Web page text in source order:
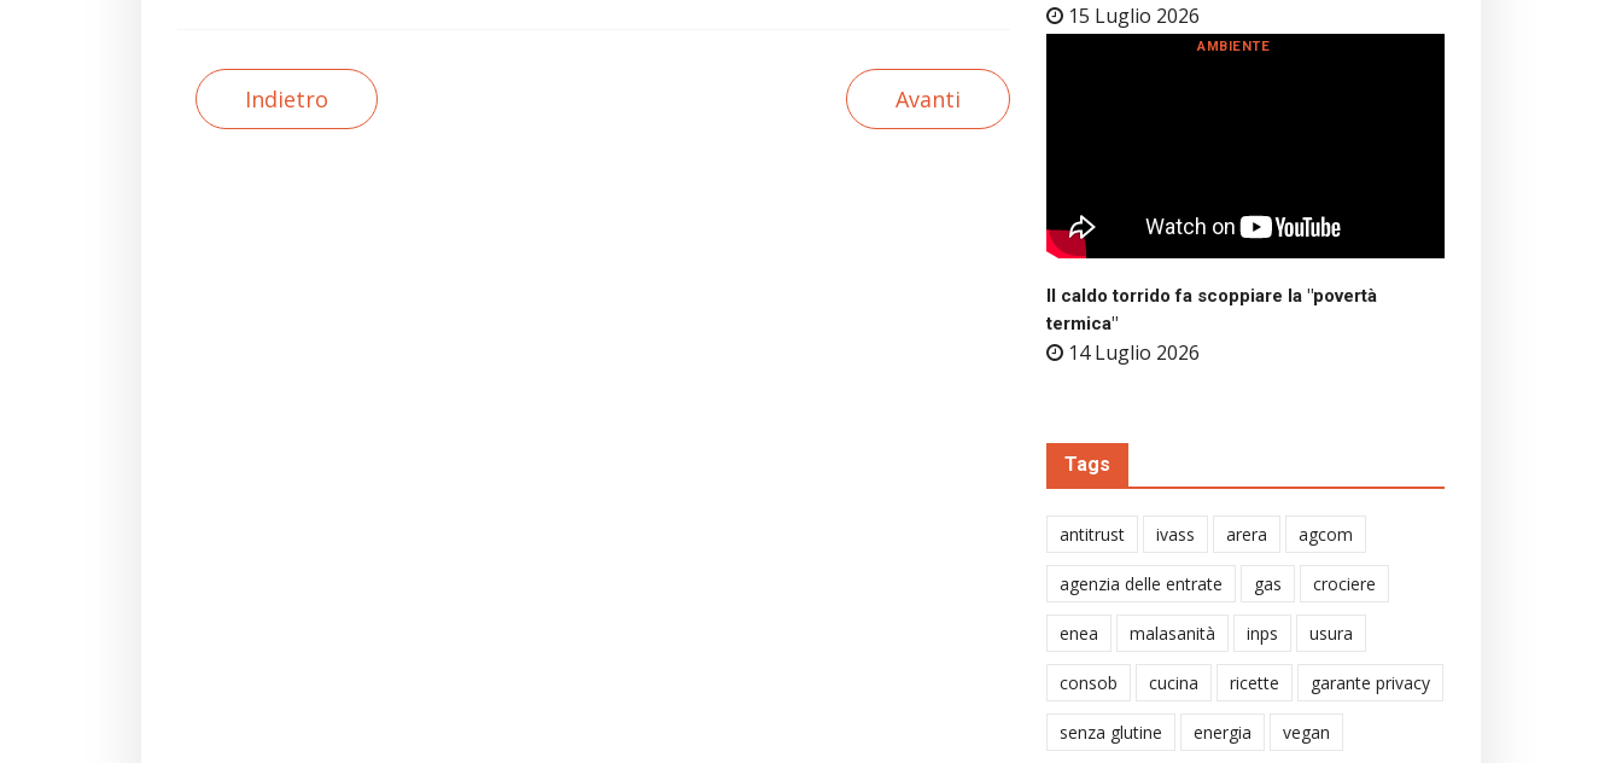
Indietro Avanti
15 Luglio 2026
Il caldo torrido fa scoppiare la "povertà
termica"
14 Luglio 2026
AMBIENTE
Tags
antitrust ivass arera agcom
agenzia delle entrate gas crociere
enea malasanità inps usura
consob cucina ricette garante privacy
senza glutine energia vegan